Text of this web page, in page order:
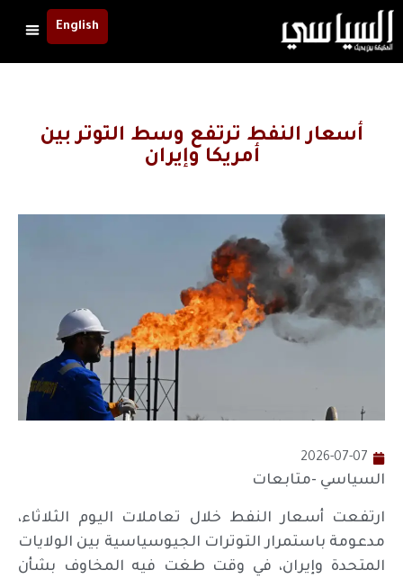
English
أسعار النفط ترتفع وسط التوتر بين
أمريكا وإيران
2026-07-07
السياسي -متابعات
ارتفعت أسعار النفط خلال تعاملات اليوم الثلاثاء،
مدعومة باستمرار التوترات الجيوسياسية بين الولايات
المتحدة وإيران، في وقت طغت فيه المخاوف بشأن